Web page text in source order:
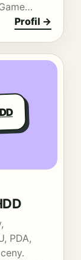
Profil →
PDA,